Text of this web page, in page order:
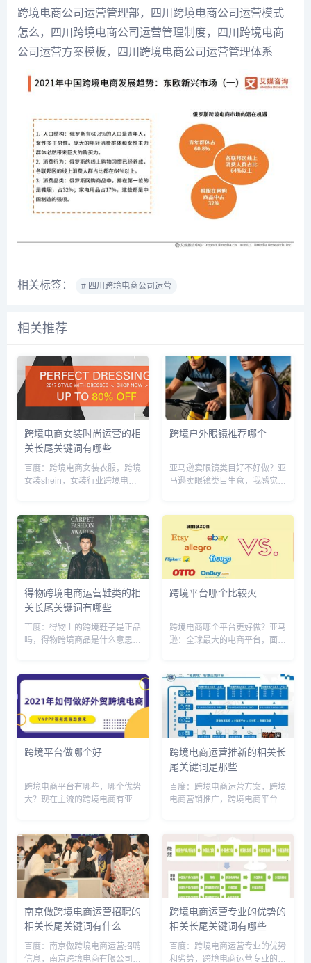
跨境电商公司运营管理部，四川跨境电商公司运营模式
怎么，四川跨境电商公司运营管理制度，四川跨境电商
公司运营方案模板，四川跨境电商公司运营管理体系
相关标签： # 四川跨境电商公司运营
相关推荐
跨境电商女装时尚运营的相
关长尾关键词有哪些
百度：跨境电商女装衣服，跨境
女装shein，女装行业跨境电商
销策划，跨境外贸女装，衣服跨
境电商运营方案，跨境电商服装
设计是做什么的，跨境电商...
跨境户外眼镜推荐哪个
亚马逊卖眼镜类目好不好做？亚
马逊卖眼镜类目生意，我感觉还
的眼睛需要根据验光结果进行配
置的。淘宝上做的话，肯定是无
法进...
得物跨境电商运营鞋类的相
关长尾关键词有哪些
百度：得物上的跨境鞋子是正品
吗，得物跨境商品是什么意思，
得物跨境和不跨境哪个好，得物
的跨境发货和普通发货哪个好，
得物跨境和不跨境的商品有区别
吗，...
跨境平台哪个比较火
跨境电商哪个平台更好做？亚马
逊：全球最大的电商平台，面向
商运营中心Ebay：老牌线上的
拍卖及购物平台，面向全球，澳
洲第一，创立于1995年，业...
跨境平台做哪个好
跨境电商平台有哪些，哪个优势
大？现在主流的跨境电商有亚马
巴巴旗下的）；东南亚的有
lazada、shopee等，那个优势
大还是根据...
跨境电商运营推新的相关长
尾关键词是那些
百度：跨境电商运营方案，跨境
电商营销推广，跨境电商平台运
识，跨境电商营销最新策略，跨
境电商运营模式有哪些，跨境电
商运营...
南京做跨境电商运营招聘的
相关长尾关键词有什么
百度：南京做跨境电商运营招聘
信息，南京跨境电商有限公司招
跨境电商运营专业的优势的
相关长尾关键词有哪些
百度：跨境电商运营专业的优势
和劣势，跨境电商运营专业的优